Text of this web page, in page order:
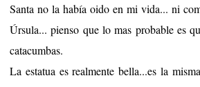
Santa no la había oido en mi vida... ni
Úrsula... pienso que lo mas probable es
catacumbas.
La estatua es realmente bella...es la